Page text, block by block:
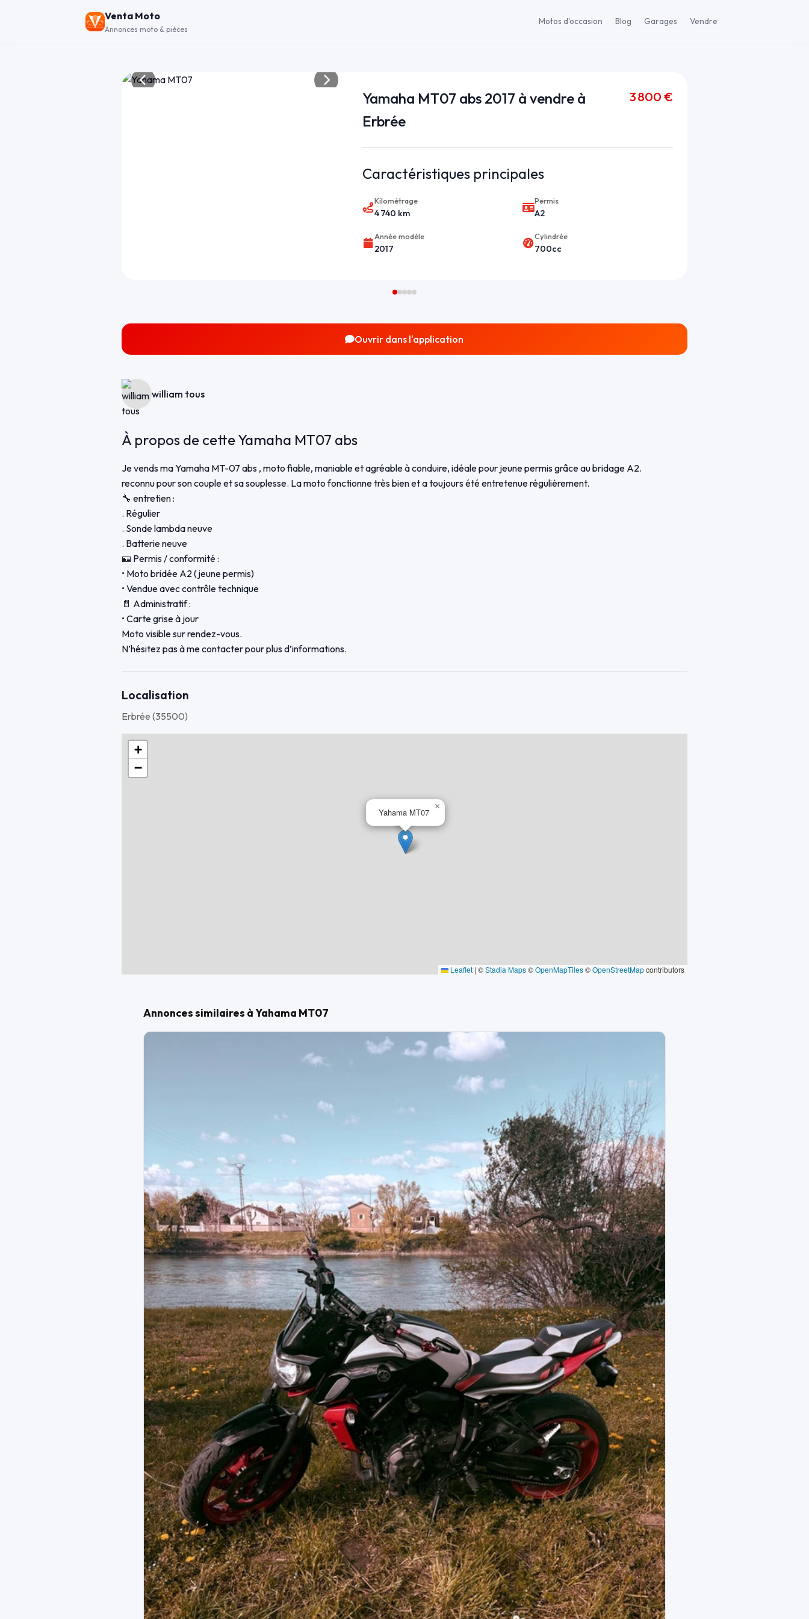
Venta Moto
Annonces moto & pièces
Motos d'occasion Blog Garages Vendre
Yamaha MT07 abs 2017 à vendre à
Erbrée
3 800 €
Caractéristiques principales
Kilométrage
4 740 km
Permis
A2
Année modèle
2017
Cylindrée
700cc
Ouvrir dans l'application
william tous
À propos de cette Yamaha MT07 abs
Je vends ma Yamaha MT-07 abs , moto fiable, maniable et agréable à conduire, idéale pour jeune permis grâce au bridage A2.
reconnu pour son couple et sa souplesse. La moto fonctionne très bien et a toujours été entretenue régulièrement.
🔧 entretien :
. Régulier
. Sonde lambda neuve
. Batterie neuve
🪪 Permis / conformité :
• Moto bridée A2 (jeune permis)
• Vendue avec contrôle technique
📄 Administratif :
• Carte grise à jour
Moto visible sur rendez-vous.
N’hésitez pas à me contacter pour plus d’informations.
Localisation
Erbrée (35500)
Yahama MT07
×
+
−
Leaflet | ©Stadia Maps©OpenMapTiles©OpenStreetMapcontributors
Annonces similaires à Yahama MT07